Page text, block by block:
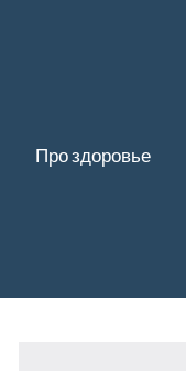
Про здоровье